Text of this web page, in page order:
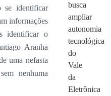
se identificar
informações
identificar o
Aranha
uma nefasta
nenhuma
busca
ampliar
autonomia
tecnológica
do
Vale
da
Eletrônica